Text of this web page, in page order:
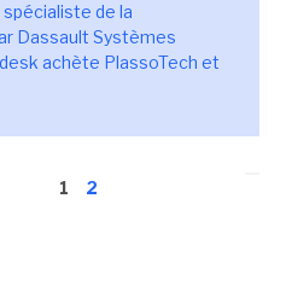
spécialiste de la
Dassault Systèmes
achète PlassoTech et
1 2